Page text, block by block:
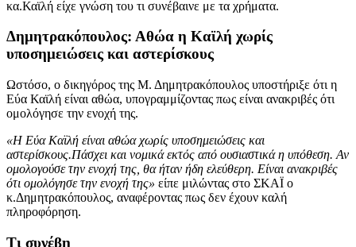
κα.Καϊλή είχε γνώση του τι συνέβαινε με τα χρήματα.
Δημητρακόπουλος: Αθώα η Καϊλή χωρίς
υποσημειώσεις και αστερίσκους
Ωστόσο, ο δικηγόρος της Μ. Δημητρακόπουλος υποστήριξε ότι η
Εύα Καϊλή είναι αθώα, υπογραμμίζοντας πως είναι ανακριβές ότι
ομολόγησε την ενοχή της.
«Η Εύα Καϊλή είναι αθώα χωρίς υποσημειώσεις και
αστερίσκους.Πάσχει και νομικά εκτός από ουσιαστικά η υπόθεση. Αν
ομολογούσε την ενοχή της, θα ήταν ήδη ελεύθερη. Είναι ανακριβές
ότι ομολόγησε την ενοχή της» είπε μιλώντας στο ΣΚΑΪ ο
κ.Δημητρακόπουλος, αναφέροντας πως δεν έχουν καλή
πληροφόρηση.
Τι συνέβη